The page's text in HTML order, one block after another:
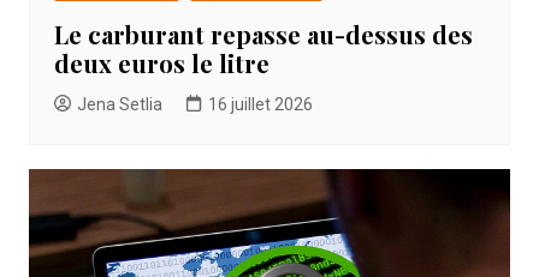
Le carburant repasse au-dessus des
deux euros le litre
Jena Setlia 16 juillet 2026